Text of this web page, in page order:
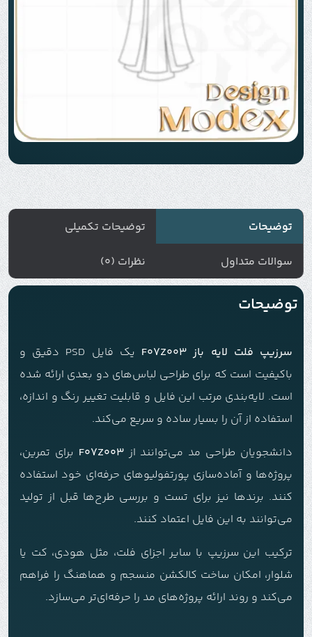
توضیحات
توضیحات تکمیلی
سوالات متداول
نظرات (0)
توضیحات
سرزیپ فلت لایه باز F07Z003
یک فایل PSD دقیق و
باکیفیت است که برای طراحی لباس‌های دو بعدی ارائه شده
است. لایه‌بندی مرتب این فایل و قابلیت تغییر رنگ و اندازه،
استفاده از آن را بسیار ساده و سریع می‌کند.
دانشجویان طراحی مد می‌توانند ازF07Z003 برای تمرین،
پروژه‌ها و آماده‌سازی پورتفولیوهای حرفه‌ای خود استفاده
کنند. برندها نیز برای تست و بررسی طرح‌ها قبل از تولید
می‌توانند به این فایل اعتماد کنند.
ترکیب این سرزیپ با سایر اجزای فلت، مثل هودی، کت یا
شلوار، امکان ساخت کالکشن منسجم و هماهنگ را فراهم
می‌کند و روند ارائه پروژه‌های مد را حرفه‌ای‌تر می‌سازد.